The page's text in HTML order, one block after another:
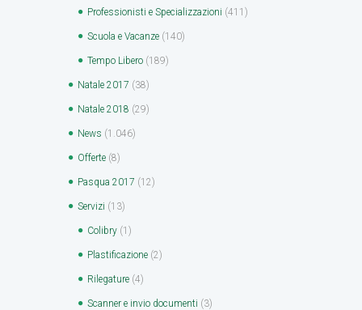
Professionisti e Specializzazioni (411)
Scuola e Vacanze (140)
Tempo Libero (189)
Natale 2017 (38)
Natale 2018 (29)
News (1.046)
Offerte (8)
Pasqua 2017 (12)
Servizi (13)
Colibry (1)
Plastificazione (2)
Rilegature (4)
Scanner e invio documenti (3)